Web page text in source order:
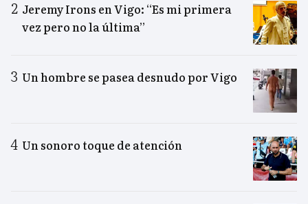
Jeremy Irons en Vigo: “Es mi primera
vez pero no la última”
Un hombre se pasea desnudo por Vigo
Un sonoro toque de atención